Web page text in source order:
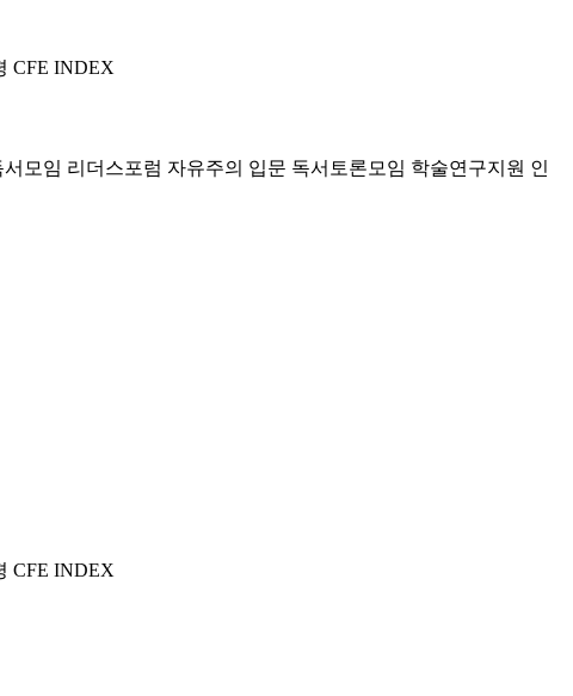
CFE INDEX
서모임 리더스포럼 자유주의 입문 독서토론모임 학술연구지원 인
CFE INDEX